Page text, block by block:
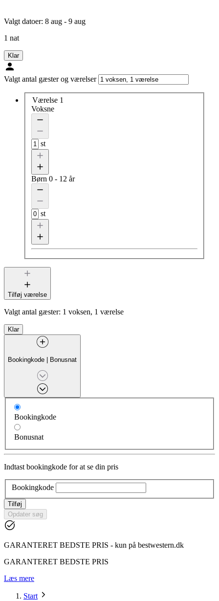
Valgt datoer: 8 aug - 9 aug
1 nat
Klar
Valgt antal gæster og værelser
Værelse 1
Voksne
st
Børn 0 - 12 år
st
Tilføj værelse
Valgt antal gæster: 1 voksen, 1 værelse
Klar
Bookingkode | Bonusnat
Bookingkode
Bonusnat
Indtast bookingkode for at se din pris
Bookingkode
Tilføj
Opdater søg
GARANTERET BEDSTE PRIS - kun på bestwestern.dk
GARANTERET BEDSTE PRIS
Læs mere
Start